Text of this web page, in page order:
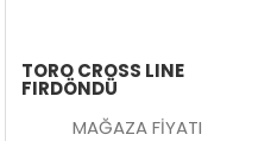
TORO CROSS LINE
FIRDÖNDÜ
MAĞAZA FİYATI